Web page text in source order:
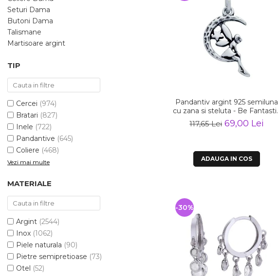
semipretioase
Bijuterii argint placat cu aur
Bijuterii argint cu diverse
Bijuterii argint cu murano
Bijuterii de Lux
Bijuterii gotice si rock
Bijuterii Handmade
Bijuterii tungsten
Accesorii Piele
Cadouri
Solutii si lavete de curatare
bijuterii argint
Seturi Dama
Butoni Dama
Talismane
Martisoare argint
TIP
Cercei (974)
Bratari (827)
Inele (722)
Pandantive (645)
Coliere (468)
Vezi mai multe
MATERIALE
Argint (2544)
Inox (1062)
Piele naturala (90)
Pietre semipretioase (73)
Otel (52)
Pandantiv argint 925 semiluna
cu zana si steluta - Be Fantastic
PSX0560
117,65 Lei 69,00 Lei
ADAUGA IN COS
-30%